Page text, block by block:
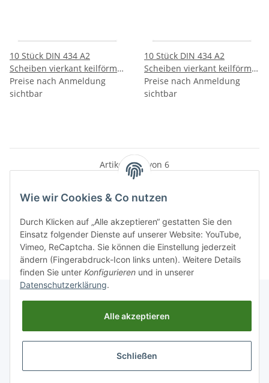
10 Stück DIN 434 A2
Scheiben vierkant keilförmig
8 % für U Träger 22 mm
Preise nach Anmeldung
sichtbar
10 Stück DIN 434 A2
Scheiben vierkant keilförmig
8 % für U Träger 26 mm
Preise nach Anmeldung
sichtbar
Artikel 1 - 6 von 6
Kategorien
GESETZLICHE INFORMATIONEN
Wie wir Cookies & Co nutzen
Durch Klicken auf „Alle akzeptieren“ gestatten Sie den
Einsatz folgender Dienste auf unserer Website: YouTube,
Vimeo, ReCaptcha. Sie können die Einstellung jederzeit
ändern (Fingerabdruck-Icon links unten). Weitere Details
finden Sie unter Konfigurieren und in unserer
Datenschutzerklärung.
Alle akzeptieren
Schließen